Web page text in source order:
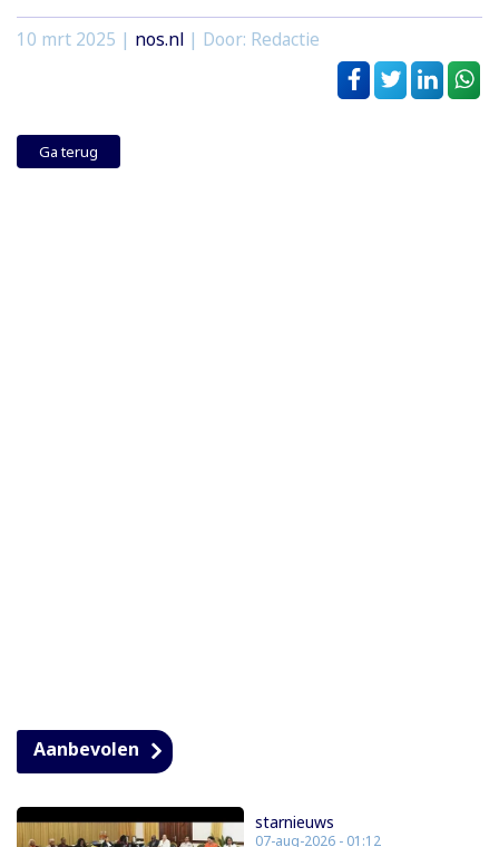
10 mrt 2025 | nos.nl | Door: Redactie
Ga terug
Aanbevolen
starnieuws
07-aug-2026 - 01:12